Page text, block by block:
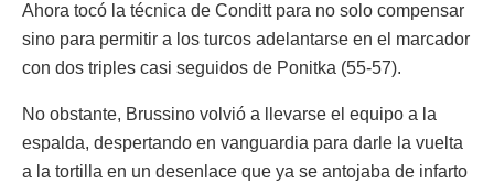
Ahora tocó la técnica de Conditt para no solo compensar
sino para permitir a los turcos adelantarse en el marcador
con dos triples casi seguidos de Ponitka (55-57).
No obstante, Brussino volvió a llevarse el equipo a la
espalda, despertando en vanguardia para darle la vuelta
a la tortilla en un desenlace que ya se antojaba de infarto